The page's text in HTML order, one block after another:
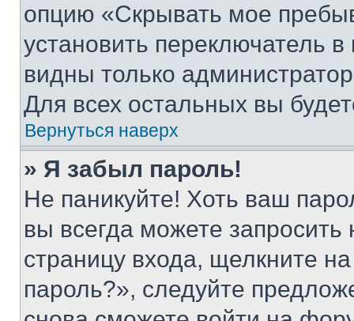
опцию «Скрывать мое
установить переключатель
видны только
Для всех остальных вы
Вернуться наверх
» Я забыл пароль!
Не паникуйте! Хоть ваш
вы всегда можете
страницу входа, щелкните
пароль?», следуйте